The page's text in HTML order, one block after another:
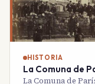
HISTORIA
La Comuna de
La Comuna de